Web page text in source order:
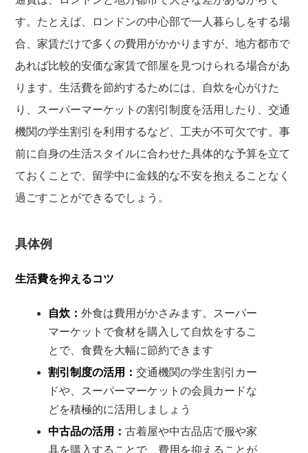
す。たとえば、ロンドンの中心部で一人暮らしをする場
合、家賃だけで多くの費用がかかりますが、地方都市で
あれば比較的安価な家賃で部屋を見つけられる場合があ
ります。生活費を節約するためには、自炊を心がけた
り、スーパーマーケットの割引制度を活用したり、交通
機関の学生割引を利用するなど、工夫が不可欠です。事
前に自身の生活スタイルに合わせた具体的な予算を立て
ておくことで、留学中に金銭的な不安を抱えることなく
過ごすことができるでしょう。
具体例
生活費を抑えるコツ
自炊：外食は費用がかさみます。スーパー
マーケットで食材を購入して自炊をするこ
とで、食費を大幅に節約できます
割引制度の活用：交通機関の学生割引カー
ドや、スーパーマーケットの会員カードな
どを積極的に活用しましょう
中古品の活用：古着屋や中古品店で服や家
具を購入することで、費用を抑えることが